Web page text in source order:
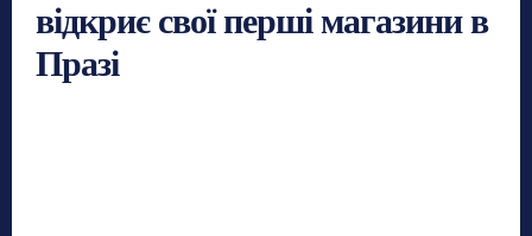
відкриє свої перші магазини в
Празі